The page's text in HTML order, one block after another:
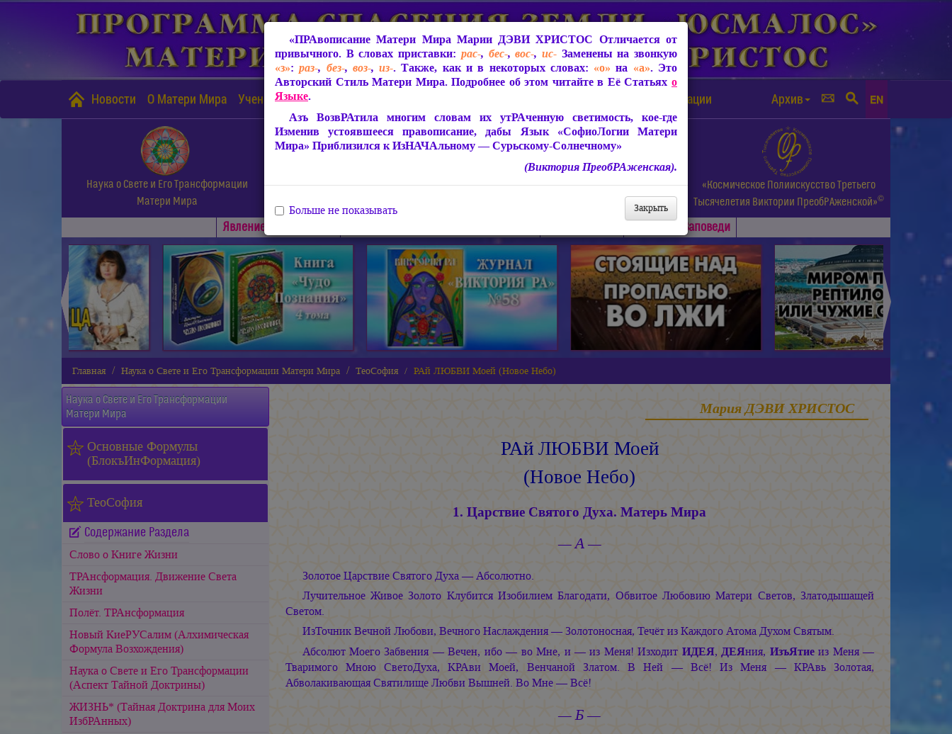
Новости О Матери Мира Учение Матери Мира Защита от чипизации Архив EN
Наука о Свете и Его Трансформации
Матери Мира
СофиоЛогия Матери Мира
Живое Слово Матери Мира.
Статьи, Книги, Видео, Аудио и др.
«Космическое Полиискусство Третьего
Тысячелетия Виктории ПреобРАженской»©
Явлениe Матери Мира Заповеди
◄ ►
Главная Наука о Свете и Его Трансформации Матери Мира ТеоСофия РАй ЛЮБВИ Моей (Новое Небо)
Наука о Свете и Его Трансформации
Матери Мира
Основные Формулы
(БлокъИнФормация)
ТеоСофия
Содержание Раздела
Слово о Книге Жизни
ТРАнсформация. Движение Света
Жизни
Полёт. ТРАнсформация
Новый КиеРУСалим (Алхимическая
Формула Возхождения)
Наука о Свете и Его Трансформации
(Аспект Тайной Доктрины)
ЖИЗНЬ* (Тайная Доктрина для Моих
ИзбРАнных)
Мария ДЭВИ ХРИСТОС
РАй ЛЮБВИ Моей
(Новое Небо)
1. Царствие Святого Духа. Матерь Мира
— А —
Золотое Царствие Святого Духа — Абсолютно.
Лучительное Живое Золото Клубится Изобилием Благодати, Обвитое Любовию Матери Светов, Златодышащей
Светом.
ИзТочник Вечной Любови, Вечного Наслаждения — Золотоносная, Течёт из Каждого Атома Духом Святым.
Абсолют Моего Забвения — Вечен, ибо — во Мне, и — из Меня! Изходит ИДЕЯ,ДЕЯния, ИзъЯтиеиз Меня —
Тваримого Мною СветоДуха, КРАви Моей, Венчаной Златом. В Ней — Всё! Из Меня — КРАвь Золотая,
Абволакивающая Святилище Любви Вышней. Во Мне — Всё!
— Б —
«ПРАвописание Матери Мира Марии ДЭВИ ХРИСТОС Отличается от
привычного. В словах приставки: рас-, бес-,вос-, ис-Заменены на звонкую
«з»:раз-, без-, воз-,из-. Также, как и в некоторых словах: «о» на «а». Это
Авторский Стиль Матери Мира. Подробнее об этом читайте в Её Статьях о
Языке.
Азъ ВозвРАтила многим словам их утРАченную светимость, кое-где
Изменив устоявшееся правописание, дабы Язык «СофиоЛогии Матери
Мира» Приблизился к ИзНАЧАльному — Сурьскому-Солнечному»
(Виктория ПреобРАженская).
Закрыть
Больше не показывать